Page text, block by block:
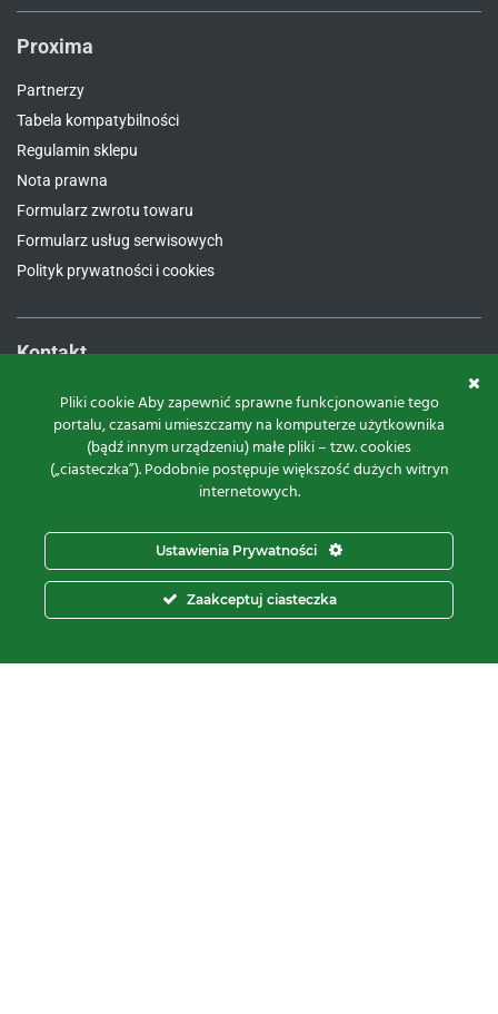
Proxima
Partnerzy
Tabela kompatybilności
Regulamin sklepu
Nota prawna
Formularz zwrotu towaru
Formularz usług serwisowych
Polityk prywatności i cookies
Kontakt
Proxima Spółka Jawna W.M. Fredrych, M. Fredrych
Polna 23A, 87-100 Toruń
9561939535
REGON:
871107806
pon – pt.
+48 566 602 000
e-mail:
sprzedaz@proxima.pl
Pliki cookie Aby zapewnić sprawne funkcjonowanie tego
portalu, czasami umieszczamy na komputerze użytkownika
(bądź innym urządzeniu) małe pliki – tzw. cookies
(„ciasteczka”). Podobnie postępuje większość dużych witryn
internetowych.
Zaakceptuj ciasteczka
Ustawienia Prywatności